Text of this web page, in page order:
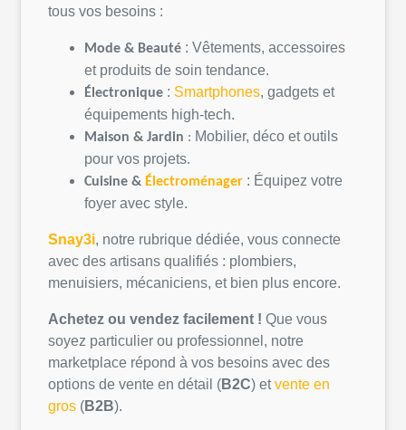
tous vos besoins :
Mode & Beauté : Vêtements, accessoires
et produits de soin tendance.
Électronique : Smartphones, gadgets et
équipements high-tech.
Maison & Jardin : Mobilier, déco etoutils
pour vos projets.
Cuisine & Électroménager : Équipez votre
foyer avec style.
Snay3i, notre rubrique dédiée, vous connecte
avec des artisans qualifiés : plombiers,
menuisiers, mécaniciens, et bien plus encore.
Achetez ou vendez facilement ! Que vous
soyez particulier ou professionnel , notre
marketplace répond à vos besoins avec des
options de vente en détail (B2C) etvente en
gros (B2B).